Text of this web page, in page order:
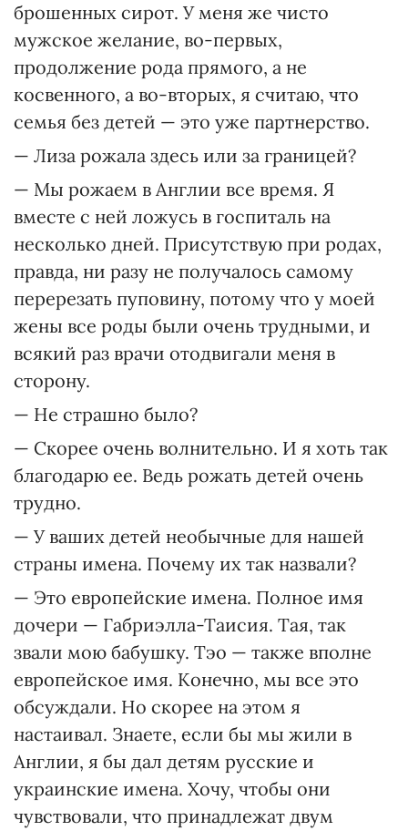
брошенных сирот. У меня же чисто
мужское желание, во-первых,
продолжение рода прямого, а не
косвенного, а во-вторых, я считаю, что
семья без детей — это уже партнерство.
— Лиза рожала здесь или за границей?
— Мы рожаем в Англии все время. Я
вместе с ней ложусь в госпиталь на
несколько дней. Присутствую при родах,
правда, ни разу не получалось самому
перерезать пуповину, потому что у моей
жены все роды были очень трудными, и
всякий раз врачи отодвигали меня в
сторону.
— Не страшно было?
— Скорее очень волнительно. И я хоть так
благодарю ее. Ведь рожать детей очень
трудно.
— У ваших детей необычные для нашей
страны имена. Почему их так назвали?
— Это европейские имена. Полное имя
дочери — Габриэлла-Таисия. Тая, так
звали мою бабушку. Тэо — также вполне
европейское имя. Конечно, мы все это
обсуждали. Но скорее на этом я
настаивал. Знаете, если бы мы жили в
Англии, я бы дал детям русские и
украинские имена. Хочу, чтобы они
чувствовали, что принадлежат двум